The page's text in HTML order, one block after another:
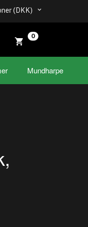
(DKK)
0
Mundharpe